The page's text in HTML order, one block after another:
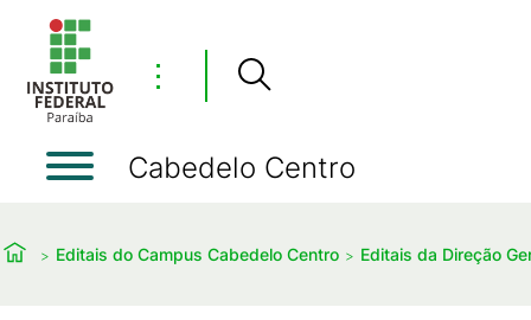
⋮
Cabedelo Centro
Editais do Campus Cabedelo Centro Editais da Direção